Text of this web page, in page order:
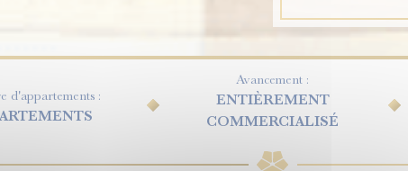
d'appartements :
Avancement :
ENTIÈREMENT
COMMERCIALISÉ